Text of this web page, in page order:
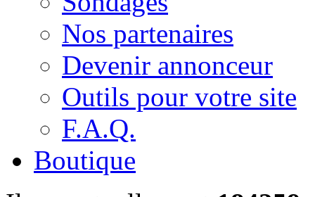
Nos partenaires
Devenir annonceur
Outils pour votre site
F.A.Q.
Boutique